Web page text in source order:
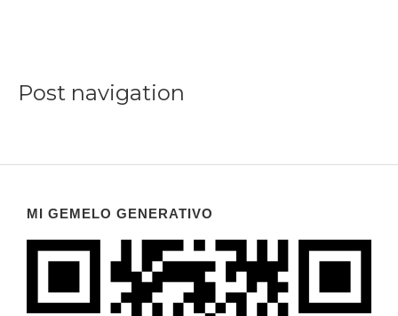
Post navigation
MI GEMELO GENERATIVO